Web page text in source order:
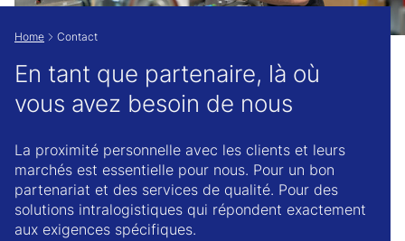
Home Contact
En tant que partenaire, là où
vous avez besoin de nous
La proximité personnelle avec les clients et leurs
marchés est essentielle pour nous. Pour un bon
partenariat et des services de qualité. Pour des
solutions intralogistiques qui répondent exactement
aux exigences spécifiques.